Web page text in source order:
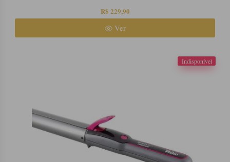
R$ 229,90
Ver
Indisponível